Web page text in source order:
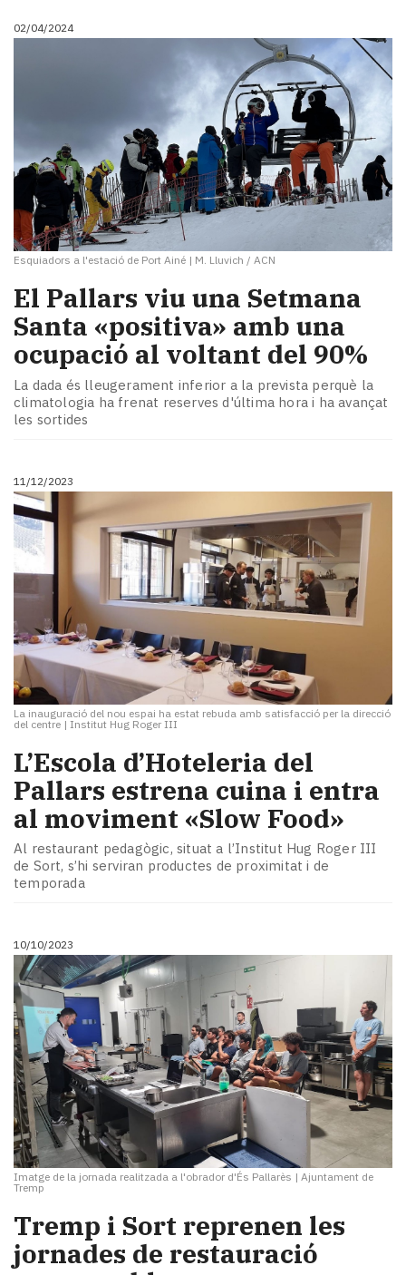
02/04/2024
Esquiadors a l'estació de Port Ainé | M. Lluvich / ACN
El Pallars viu una Setmana
Santa «positiva» amb una
ocupació al voltant del 90%
La dada és lleugerament inferior a la prevista perquè la
climatologia ha frenat reserves d'última hora i ha avançat
les sortides
11/12/2023
La inauguració del nou espai ha estat rebuda amb satisfacció per la direcció
del centre | Institut Hug Roger III
L’Escola d’Hoteleria del
Pallars estrena cuina i entra
al moviment «Slow Food»
Al restaurant pedagògic, situat a l’Institut Hug Roger III
de Sort, s’hi serviran productes de proximitat i de
temporada
10/10/2023
Imatge de la jornada realitzada a l'obrador d'És Pallarès | Ajuntament de
Tremp
Tremp i Sort reprenen les
jornades de restauració